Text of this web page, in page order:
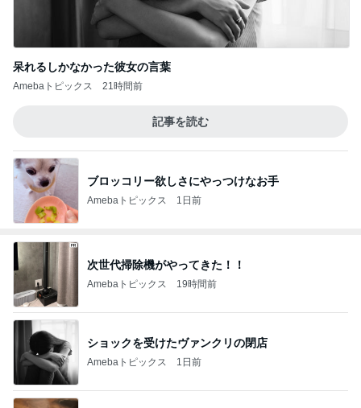
呆れるしかなかった彼女の言葉
Amebaトピックス 21時間前
記事を読む
ブロッコリー欲しさにやっつけなお手
Amebaトピックス 1日前
次世代掃除機がやってきた！！
Amebaトピックス 19時間前
ショックを受けたヴァンクリの閉店
Amebaトピックス 1日前